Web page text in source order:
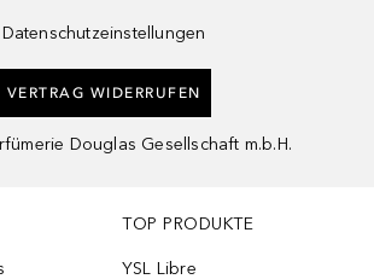
Datenschutzeinstellungen
VERTRAG WIDERRUFEN
Douglas Gesellschaft m.b.H.
TOP PRODUKTE
YSL Libre